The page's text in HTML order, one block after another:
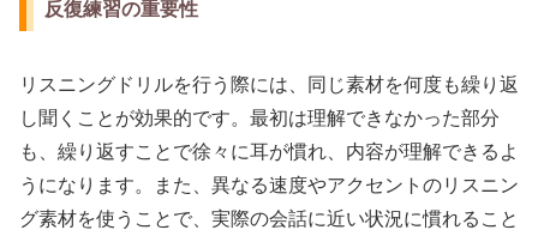
反復練習の重要性
リスニングドリルを行う際には、同じ素材を何度も繰り返
し聞くことが効果的です。最初は理解できなかった部分
も、繰り返すことで徐々に耳が慣れ、内容が理解できるよ
うになります。また、異なる速度やアクセントのリスニン
グ素材を使うことで、実際の会話に近い状況に慣れること